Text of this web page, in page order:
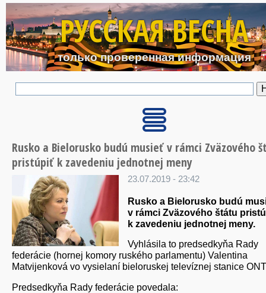
Перейти к основному
РУССКАЯ ВЕСНА
только проверенная информация
Rusko a Bielorusko budú musieť v rámci Zväzového
pristúpiť k zavedeniu jednotnej meny
23.07.2019 - 23:42
Rusko a Bielorusko budú
v rámci Zväzového štátu
k zavedeniu jednotnej meny.
Vyhlásila to predsedkyňa Rady
federácie (hornej komory ruského parlamentu) Valentina
Matvijenková vo vysielaní bieloruskej televíznej stanice
Predsedkyňa Rady federácie povedala: